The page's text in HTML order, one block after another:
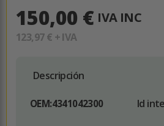
150,00 € IVA INC
123,97 € + IVA
Descripción
OEM:4341042300 Id